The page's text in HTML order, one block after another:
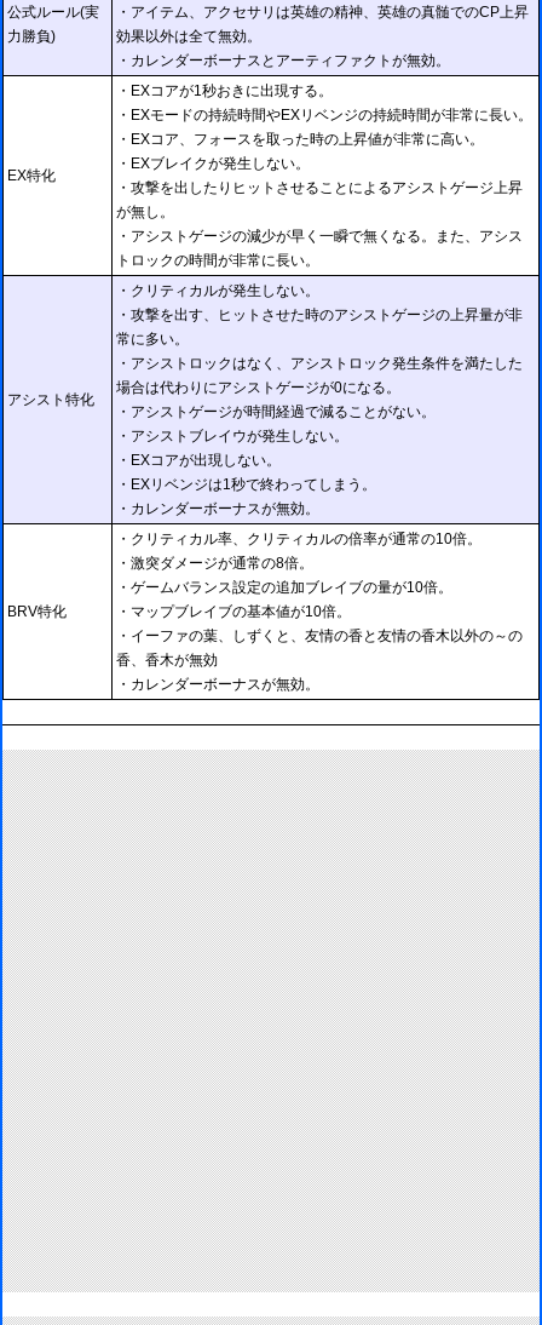
公式ルール(実
力勝負)
・アイテム、アクセサリは英雄の精神、英雄の真髄でのCP上昇
効果以外は全て無効。
・カレンダーボーナスとアーティファクトが無効。
EX特化
・EXコアが1秒おきに出現する。
・EXモードの持続時間やEXリベンジの持続時間が非常に長い。
・EXコア、フォースを取った時の上昇値が非常に高い。
・EXブレイクが発生しない。
・攻撃を出したりヒットさせることによるアシストゲージ上昇
が無し。
・アシストゲージの減少が早く一瞬で無くなる。また、アシス
トロックの時間が非常に長い。
アシスト特化
・クリティカルが発生しない。
・攻撃を出す、ヒットさせた時のアシストゲージの上昇量が非
常に多い。
・アシストロックはなく、アシストロック発生条件を満たした
場合は代わりにアシストゲージが0になる。
・アシストゲージが時間経過で減ることがない。
・アシストブレイウが発生しない。
・EXコアが出現しない。
・EXリベンジは1秒で終わってしまう。
・カレンダーボーナスが無効。
BRV特化
・クリティカル率、クリティカルの倍率が通常の10倍。
・激突ダメージが通常の8倍。
・ゲームバランス設定の追加ブレイブの量が10倍。
・マップブレイブの基本値が10倍。
・イーファの葉、しずくと、友情の香と友情の香木以外の～の
香、香木が無効
・カレンダーボーナスが無効。